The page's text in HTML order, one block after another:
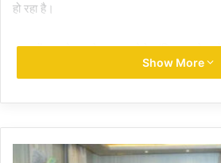
हो रहा है।
राज्य में इस योजना के असर को रेखांकित करने
लाभार्थियों की संख्या: इस अवधि के दौरान
Show More